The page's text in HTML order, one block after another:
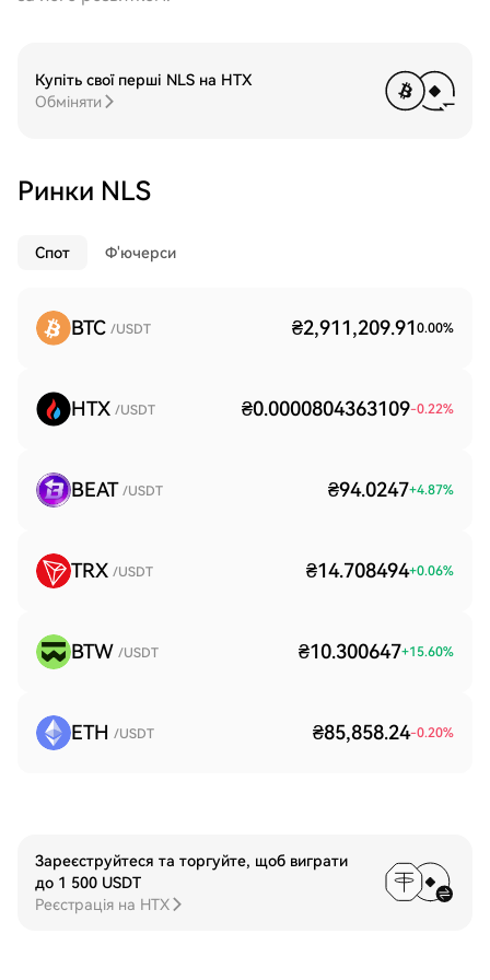
Купіть свої перші NLS на HTX
Обміняти
Ринки NLS
Спот Ф'ючерси
BTC /USDT ₴2,911,209.91 0.00%
HTX /USDT ₴0.0000804363109-0.22%
BEAT /USDT ₴94.0247+4.87%
TRX /USDT ₴14.708494+0.06%
BTW /USDT ₴10.300647+15.60%
ETH /USDT ₴85,858.24-0.20%
Зареєструйтеся та торгуйте, щоб виграти
до 1 500 USDT
Реєстрація на HTX